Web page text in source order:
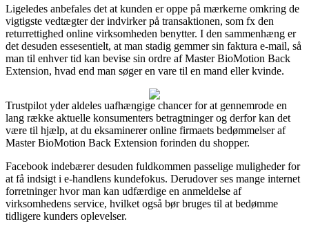
Ligeledes anbefales det at kunden er oppe på mærkerne omkring de
vigtigste vedtægter der indvirker på transaktionen, som fx den
returrettighed online virksomheden benytter. I den sammenhæng er
det desuden essesentielt, at man stadig gemmer sin faktura e-mail, så
man til enhver tid kan bevise sin ordre af Master BioMotion Back
Extension, hvad end man søger en vare til en mand eller kvinde.
Trustpilot yder aldeles uafhængige chancer for at gennemrode en
lang række aktuelle konsumenters betragtninger og derfor kan det
være til hjælp, at du eksaminerer online firmaets bedømmelser af
Master BioMotion Back Extension forinden du shopper.
Facebook indebærer desuden fuldkommen passelige muligheder for
at få indsigt i e-handlens kundefokus. Derudover ses mange internet
forretninger hvor man kan udfærdige en anmeldelse af
virksomhedens service, hvilket også bør bruges til at bedømme
tidligere kunders oplevelser.